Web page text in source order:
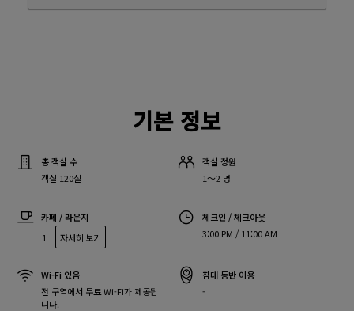
기본 정보
총 객실 수
객실 120실
객실 정원
1～2 명
카페 / 라운지
1
자세히 보기
체크인 / 체크아웃
3:00 PM / 11:00 AM
Wi-Fi 있음
전 구역에서 무료 Wi-Fi가 제공됩
니다.
침대 동반 이용
-